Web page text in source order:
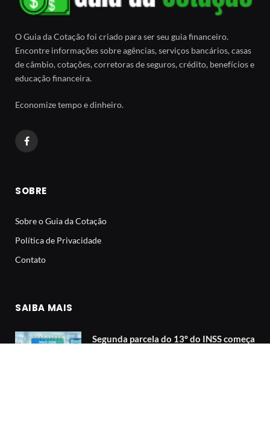
O Guia da Cotação foi criado para ser seu guia financeiro.
Encontre informações sobre agências, serviços bancários, casas
de câmbio, cotações, corretoras de seguros, crédito, benefícios e
educação financeira.
Economize tempo e dinheiro.
Facebook
SOBRE
Sobre o Guia da Cotação
Política de Privacidade
Contato
SAIBA MAIS
Segunda parcela do 13º do INSS começa